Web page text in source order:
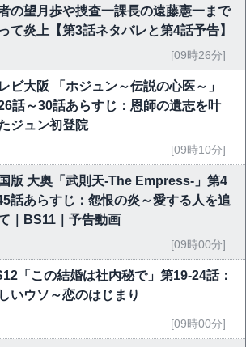
の望月歩や捜査一課長の遠藤憲一まで
て炎上【第3話ネタバレと第4話予告】
[09時26分]
ビ大阪 「ホジュン～伝説の心医～」
話～30話あらすじ：恩師の遺志を叶
ジュン初登院
[09時10分]
版 大奥「武則天-The Empress-」第4
話あらすじ：怨恨の炎～愛する人を追
｜BS11｜予告動画
[09時00分]
「この結婚は社内秘で」第19-24話：
いウソ～恋のはじまり
[09時00分]